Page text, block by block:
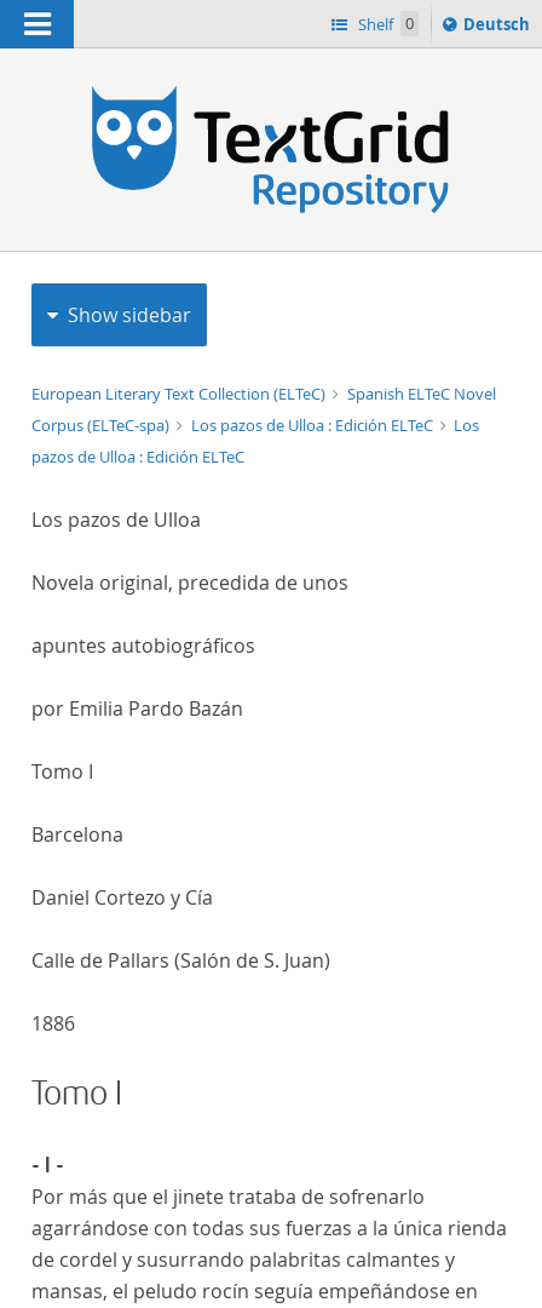
Navigation Shelf 0
Sprache
ï¿½ndern
Deutsch
Show sidebar
European Literary Text Collection (ELTeC)
Spanish ELTeC Novel
Corpus (ELTeC-spa)
Los pazos de Ulloa : Edición ELTeC
Los
pazos de Ulloa : Edición ELTeC
Los pazos de Ulloa
Novela original, precedida de unos
apuntes autobiográficos
por Emilia Pardo Bazán
Tomo I
Barcelona
Daniel Cortezo y Cía
Calle de Pallars (Salón de S. Juan)
1886
Tomo I
- I -
Por más que el jinete trataba de sofrenarlo
agarrándose con todas sus fuerzas a la única rienda
de cordel y susurrando palabritas calmantes y
mansas, el peludo rocín seguía empeñándose en